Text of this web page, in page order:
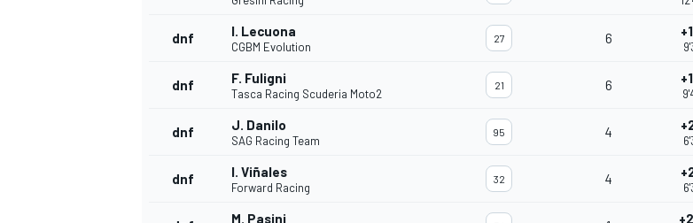
ENDURANCE/GT
dnf I. Lecuona
CGBM Evolution
27 6
dnf F. Fuligni
Tasca Racing Scuderia Moto2
21 6
dnf J. Danilo
SAG Racing Team
95 4
dnf I. Viñales
Forward Racing
32 4
M. Pasini